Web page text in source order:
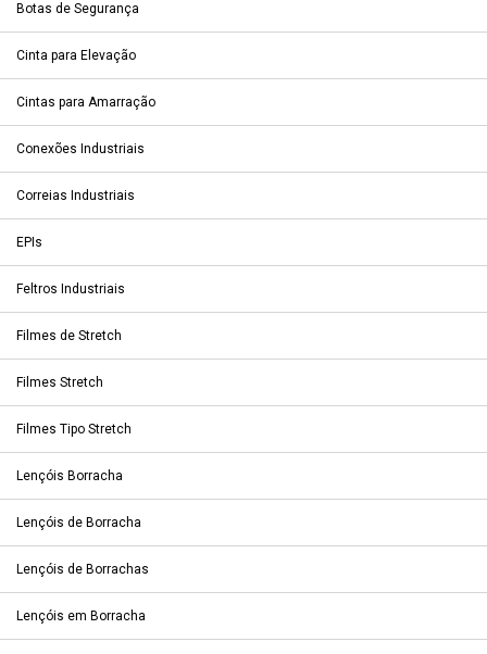
Botas de Segurança
Cinta para Elevação
Cintas para Amarração
Conexões Industriais
Correias Industriais
EPIs
Feltros Industriais
Filmes de Stretch
Filmes Stretch
Filmes Tipo Stretch
Lençóis Borracha
Lençóis de Borracha
Lençóis de Borrachas
Lençóis em Borracha